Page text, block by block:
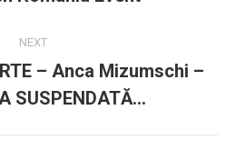
NEXT
Next
post:
– Anca Mizumschi –
SUSPENDATĂ…